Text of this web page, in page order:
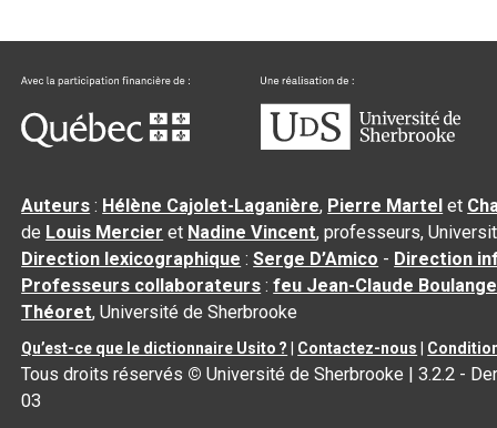
Auteurs : Hélène Cajolet-Laganière, Pierre Martel et
de Louis Mercier et Nadine Vincent, professeurs,
Direction lexicographique :Serge D’Amico - Direction
Professeurs collaborateurs :feu Jean-Claude
Théoret, Université de Sherbrooke
Qu’est-ce que le dictionnaire Usito ? Contactez-nous
Tous droits réservés © Université de Sherbrooke |3.2.2 -
03